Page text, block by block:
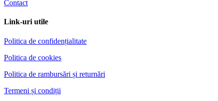
Contact
Link-uri utile
Politica de confidențialitate
Politica de cookies
Politica de rambursări și returnări
Termeni și condiții